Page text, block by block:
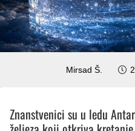
Mirsad Š.
Znanstvenici su u ledu